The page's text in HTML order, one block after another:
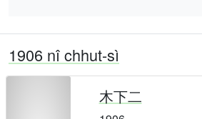
1906 nî chhut-sì
木下二